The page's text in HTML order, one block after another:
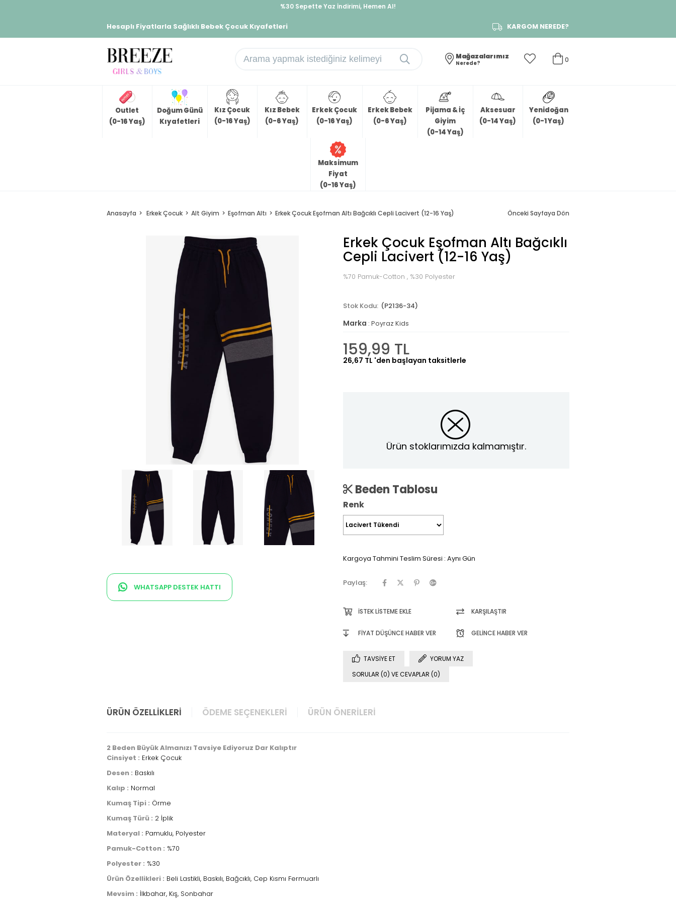
%30 Sepette Yaz İndirimi, Hemen Al!
Hesaplı Fiyatlarla Sağlıklı Bebek Çocuk Kıyafetleri KARGOM NEREDE?
0
Mağazalarımız
Nerede?
Outlet
(0-16 Yaş)
Doğum Günü
Kıyafetleri
Kız Çocuk
(0-16 Yaş)
Kız Bebek
(0-6 Yaş)
Erkek Çocuk
(0-16 Yaş)
Erkek Bebek
(0-6 Yaş)
Pijama & İç
Giyim
(0-14 Yaş)
Aksesuar
(0-14 Yaş)
Yenidoğan
(0-1 Yaş)
Maksimum
Fiyat
(0-16 Yaş)
Anasayfa Erkek Çocuk Alt Giyim Eşofman Altı Erkek Çocuk Eşofman Altı Bağcıklı Cepli Lacivert (12-16 Yaş) Önceki Sayfaya Dön
WHATSAPP DESTEK HATTI
Erkek Çocuk Eşofman Altı Bağcıklı
Cepli Lacivert (12-16 Yaş)
%70 Pamuk-Cotton , %30 Polyester
(P2136-34)
Marka : Poyraz Kids
159,99 TL
26,67 TL 'den başlayan taksitlerle
Ürün stoklarımızda kalmamıştır.
Beden Tablosu
Renk
Kargoya Tahmini Teslim Süresi : Aynı Gün
Paylaş:
İSTEK LISTEME EKLE KARŞILAŞTIR
FIYAT DÜŞÜNCE HABER VER GELINCE HABER VER
TAVSIYE ET
YORUM YAZ
SORULAR (0) VE CEVAPLAR (0)
ÜRÜN ÖZELLIKLERI ÖDEME SEÇENEKLERI ÜRÜN ÖNERILERI
2 Beden Büyük Almanızı Tavsiye Ediyoruz Dar Kalıptır
Cinsiyet : Erkek Çocuk
Desen : Baskılı
Kalıp : Normal
Kumaş Tipi : Örme
Kumaş Türü : 2 İplik
Materyal : Pamuklu, Polyester
Pamuk-Cotton : %70
Polyester : %30
Ürün Özellikleri : Beli Lastikli, Baskılı, Bağcıklı, Cep Kısmı Fermuarlı
Mevsim : İlkbahar, Kış, Sonbahar